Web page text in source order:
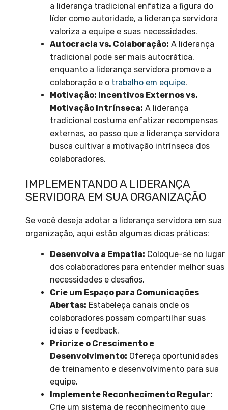
a liderança tradicional enfatiza a figura do
líder como autoridade, a liderança servidora
valoriza a equipe e suas necessidades.
Autocracia vs. Colaboração: A liderança
tradicional pode ser mais autocrática,
enquanto a liderança servidora promove a
colaboração e o trabalho em equipe.
Motivação: Incentivos Externos vs.
Motivação Intrínseca: A liderança
tradicional costuma enfatizar recompensas
externas, ao passo que a liderança servidora
busca cultivar a motivação intrínseca dos
colaboradores.
IMPLEMENTANDO A LIDERANÇA
SERVIDORA EM SUA ORGANIZAÇÃO
Se você deseja adotar a liderança servidora em sua
organização, aqui estão algumas dicas práticas:
Desenvolva a Empatia: Coloque-se no lugar
dos colaboradores para entender melhor suas
necessidades e desafios.
Crie um Espaço para Comunicações
Abertas: Estabeleça canais onde os
colaboradores possam compartilhar suas
ideias e feedback.
Priorize o Crescimento e
Desenvolvimento: Ofereça oportunidades
de treinamento e desenvolvimento para sua
equipe.
Implemente Reconhecimento Regular:
Crie um sistema de reconhecimento que